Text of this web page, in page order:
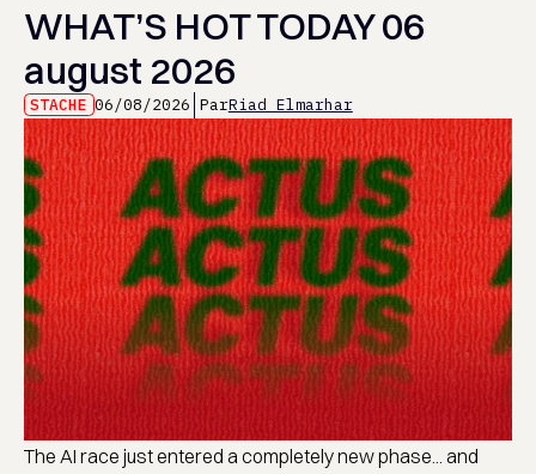
WHAT’S HOT TODAY 06
august 2026
STACHE 06/08/2026 ParRiad Elmarhar
The AI race just entered a completely new phase... and